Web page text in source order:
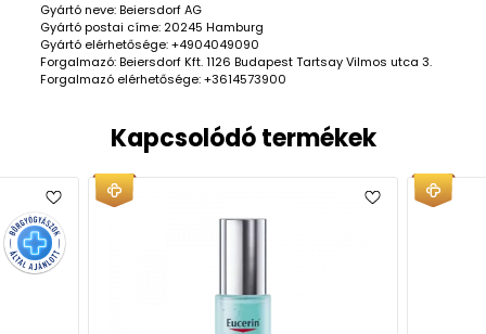
Gyártó neve: Beiersdorf AG
Gyártó postai címe: 20245 Hamburg
Gyártó elérhetősége: +4904049090
Forgalmazó: Beiersdorf Kft. 1126 Budapest Tartsay Vilmos utca 3.
Forgalmazó elérhetősége: +3614573900
Kapcsolódó termékek